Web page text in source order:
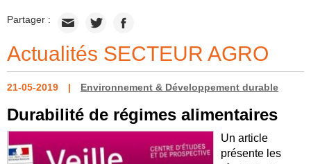
Partager :
Actualités SECTEUR AGRO
21-05-2019 Environnement & Développement durable
Durabilité de régimes alimentaires
Un article
présente les